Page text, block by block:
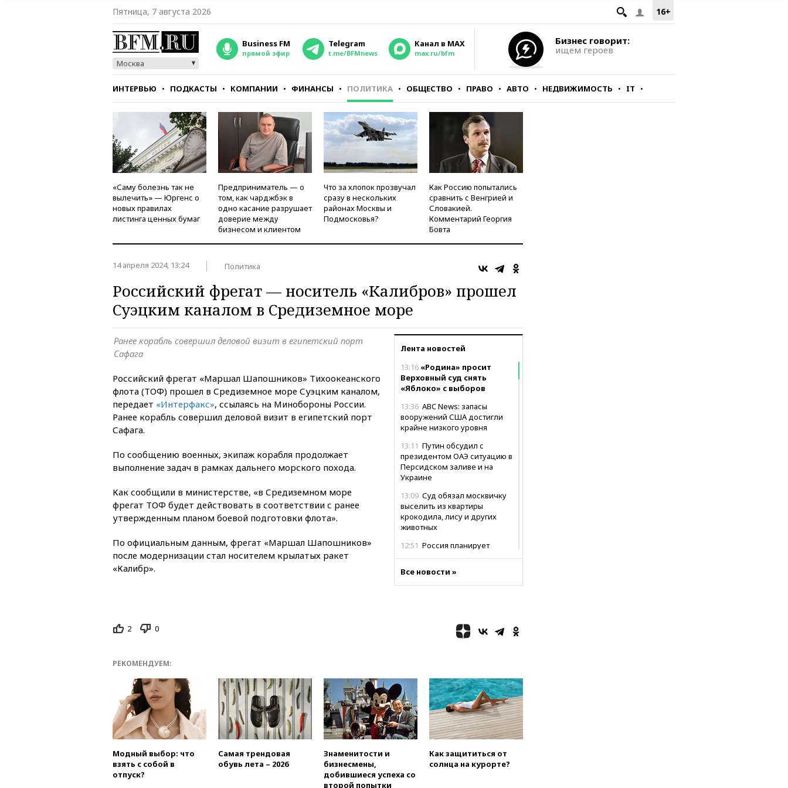
16+
Пятница, 7 августа 2026
Москва
Business FM
прямой эфир
Telegram
t.me/BFMnews
Канал в MAX
max.ru/bfm
Бизнес говорит:
ищем героев
ИНТЕРВЬЮ ПОДКАСТЫ КОМПАНИИ ФИНАНСЫ ПОЛИТИКА ОБЩЕСТВО ПРАВО АВТО НЕДВИЖИМОСТЬ IT
СТИЛЬ ТЕСТЫ
«Саму болезнь так не
вылечить» — Юргенс о
новых правилах
листинга ценных бумаг
Предприниматель — о
том, как чарджбэк в
одно касание разрушает
доверие между
бизнесом и клиентом
Что за хлопок прозвучал
сразу в нескольких
районах Москвы и
Подмосковья?
Как Россию попытались
сравнить с Венгрией и
Словакией.
Комментарий Георгия
Бовта
14 апреля 2024, 13:24 Политика
Российский фрегат — носитель «Калибров» прошел
Суэцким каналом в Средиземное море
Лента новостей
13:16 «Родина» просит
Верховный суд снять
«Яблоко» с выборов
13:36 ABC News: запасы
вооружений США достигли
крайне низкого уровня
13:11 Путин обсудил с
президентом ОАЭ ситуацию в
Персидском заливе и на
Украине
13:09 Суд обязал москвичку
выселить из квартиры
крокодила, лису и других
животных
12:51 Россия планирует
Вьетнама
Российские войска
12:15
Минцифры РФ не
планирует вводить
ограничения на доступ детей
в соцсети
11:58
Резаи: Иран не допустит
Ормузском проливе
11:48
Все новости »
Ранее корабль совершил деловой визит в египетский порт
Сафага
Российский фрегат «Маршал Шапошников» Тихоокеанского
флота (ТОФ) прошел в Средиземное море Суэцким каналом,
передает «Интерфакс», ссылаясь на Минобороны России.
Ранее корабль совершил деловой визит в египетский порт
Сафага.
По сообщению военных, экипаж корабля продолжает
выполнение задач в рамках дальнего морского похода.
Как сообщили в министерстве, «в Средиземном море
фрегат ТОФ будет действовать в соответствии с ранее
утвержденным планом боевой подготовки флота».
По официальным данным, фрегат «Маршал Шапошников»
после модернизации стал носителем крылатых ракет
«Калибр».
2 0
РЕКОМЕНДУЕМ:
Модный выбор: что
взять с собой в
отпуск?
Самая трендовая
обувь лета – 2026
Знаменитости и
бизнесмены,
добившиеся успеха со
второй попытки
Как защититься от
солнца на курорте?